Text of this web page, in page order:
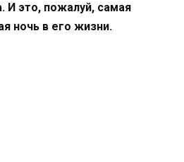
И это, пожалуй, самая
ночь в его жизни.